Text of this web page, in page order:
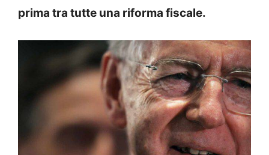
prima tra tutte una riforma fiscale.